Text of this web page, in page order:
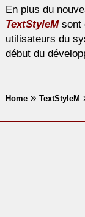
En plus du
TextStyleMsont
utilisateurs du
début du
Home» TextStyleM